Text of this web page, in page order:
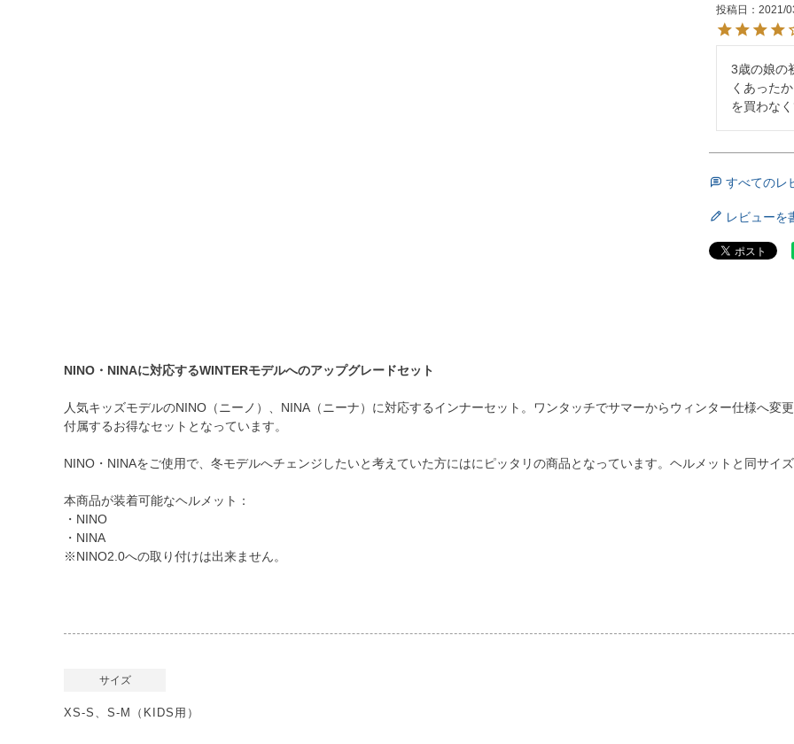
投稿日
2021/
3歳の娘の
くあった
を買わな
すべてのレ
レビューを
NINO・NINAに対応するWINTERモデルへのアップグレードセット
人気キッズモデルのNINO（ニーノ）、NINA（ニーナ）に対応するインナーセット。ワンタッチでサマーからウィンター仕様へ変
付属するお得なセットとなっています。
NINO・NINAをご使用で、冬モデルへチェンジしたいと考えていた方にはにピッタリの商品となっています。ヘルメットと同サイズ
本商品が装着可能なヘルメット：
・NINO
・NINA
※NINO2.0への取り付けは出来ません。
サイズ
XS-S、S-M（KIDS用）